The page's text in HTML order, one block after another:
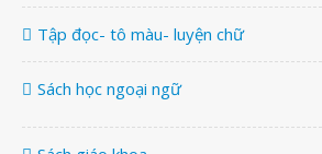
Tập đọc- tô màu- luyện chữ
Sách học ngoại ngữ